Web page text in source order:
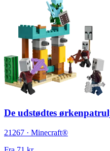
De udstødtes
21267 · Minecraft®